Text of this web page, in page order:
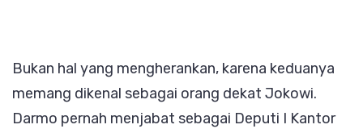
Bukan hal yang mengherankan, karena keduanya
memang dikenal sebagai orang dekat Jokowi.
Darmo pernah menjabat sebagai Deputi I Kantor